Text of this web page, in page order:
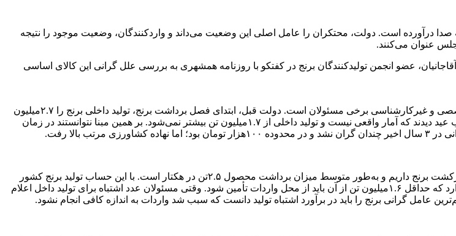
همه زنگ خطرها را به صدا درآورده است. دولت، محتکران را عامل اصلی این وضعیت می‌داند و واردکنندگان، وضعیت موجود را نتیجه
عنوان می‌کنند.
عضو انجمن تولیدکنندگان برنج در کفتکو با روزنامه همشهری به بررسی علل گرانی این کالای اساسی
آقاجانیان: متأسفانه یکی از عوامل مهم در آسیب‌شناسی وضعیت بازار برنج، بحث‌های غیرتخصصی و غیرکارشناسی برخی مسئولان است. دولت قبل، ابتدای فصل برداشت برنج، تولید داخلی برنج را ۲.۷میلیون
تن اعلام کرد که کاملا غیرواقعی است. دولت جدید هم با همان آمار سیاستگذاری کرد، اما شب عید دیدند که آمار واقعی نیست و تولید داخلی از ۱.۷میلیون تن بیشتر نمی‌شود. بر همین مبنا نتوانستند در زمان
رفت.
کشاورز: طبق محاسبات کارشناسان انجمن برنج، ما درمجموع حدود ۶۵۰هزار هکتار زمین زیرکشت برنج داریم و به‌طور متوسط میزان برداشت محصول ۲.۵تن در هکتار است. با این حساب تولید برنج کشور
کمی بیش از ۱.۶میلیون تن است. در آن‌سوی ماجرا، کشور سالانه به ۳.۳میلیون تن برنج نیاز دارد که حداقل ۱.۶میلیون تن از آن باید از محل واردات تأمین شود. وقتی مسئولان عدد اشتباه برای تولید داخل اعلام
عامل گرانی برنج را باید در برآورد اشتباه تولید دانست که سبب شد واردات به اندازه کافی انجام نشود.